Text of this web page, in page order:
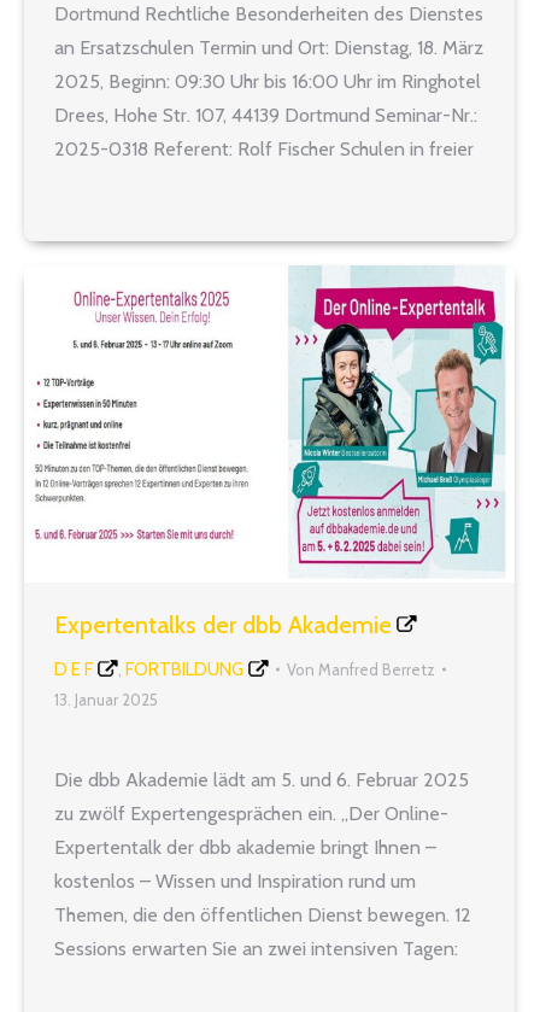
Dortmund Rechtliche Besonderheiten des Dienstes
an Ersatzschulen Termin und Ort: Dienstag, 18. März
2025, Beginn: 09:30 Uhr bis 16:00 Uhr im Ringhotel
Drees, Hohe Str. 107, 44139 Dortmund Seminar-Nr.:
2025-0318 Referent: Rolf Fischer Schulen in freier
Expertentalks der dbb Akademie
D E F FORTBILDUNG Von Manfred Berretz
13. Januar 2025
Die dbb Akademie lädt am 5. und 6. Februar 2025
zu zwölf Expertengesprächen ein. „Der Online-
Expertentalk der dbb akademie bringt Ihnen –
kostenlos – Wissen und Inspiration rund um
Themen, die den öffentlichen Dienst bewegen. 12
Sessions erwarten Sie an zwei intensiven Tagen: